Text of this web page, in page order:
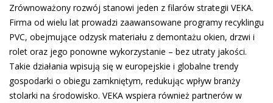
Zrównoważony rozwój stanowi jeden z filarów strategii VEKA.
Firma od wielu lat prowadzi zaawansowane programy recyklingu
PVC, obejmujące odzysk materiału z demontażu okien, drzwi i
rolet oraz jego ponowne wykorzystanie – bez utraty jakości.
Takie działania wpisują się w europejskie i globalne trendy
gospodarki o obiegu zamkniętym, redukując wpływ branży
stolarki na środowisko. VEKA wspiera również partnerów w